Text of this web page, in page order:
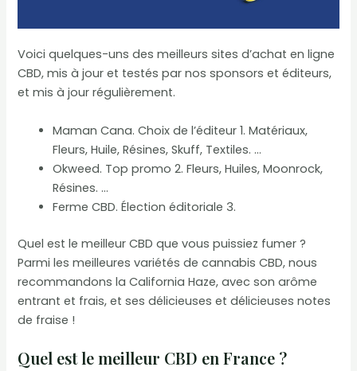
Voici quelques-uns des meilleurs sites d’achat en ligne
CBD, mis à jour et testés par nos sponsors et éditeurs,
et mis à jour régulièrement.
Maman Cana. Choix de l’éditeur 1. Matériaux,
Fleurs, Huile, Résines, Skuff, Textiles. …
Okweed. Top promo 2. Fleurs, Huiles, Moonrock,
Résines. …
Ferme CBD. Élection éditoriale 3.
Quel est le meilleur CBD que vous puissiez fumer ?
Parmi les meilleures variétés de cannabis CBD, nous
recommandons la California Haze, avec son arôme
entrant et frais, et ses délicieuses et délicieuses notes
de fraise !
Quel est le meilleur CBD en France ?